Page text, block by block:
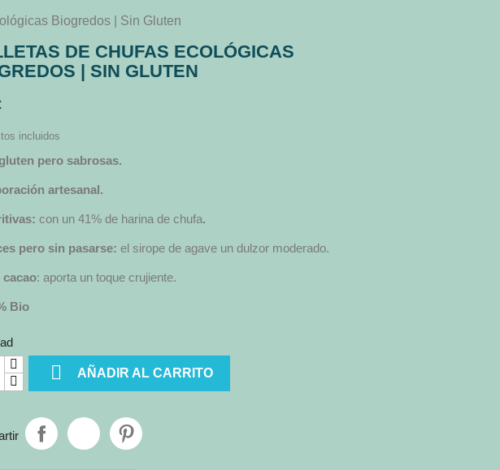
Biogredos | Sin Gluten
DE CHUFAS ECOLÓGICAS
| SIN GLUTEN
incluidos
pero sabrosas.
artesanal.
con un 41% de harina de chufa.
pero sin pasarse: el sirope de agave un dulzor moderado.
cacao: aporta un toque crujiente.
Bio
 AÑADIR AL CARRITO